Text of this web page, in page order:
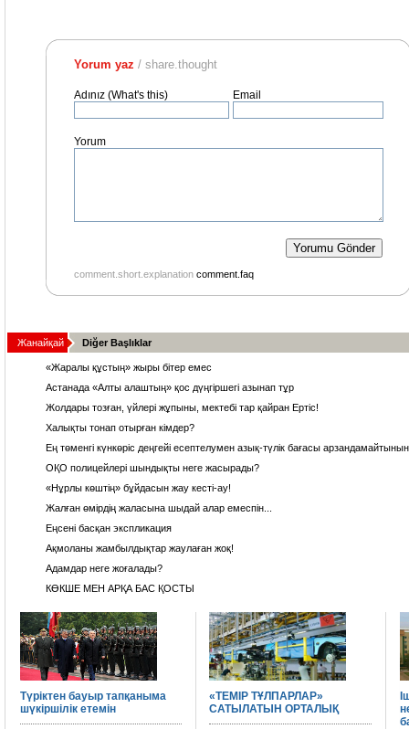
Yorum yaz / share.thought
Adınız (What's this) Email
Yorum
comment.short.explanation comment.faq
Жанайқай Diğer Başlıklar
«Жаралы құстың» жыры бітер емес
Астанада «Алты алаштың» қос дүңгіршегі азынап тұр
Жолдары тозған, үйлері жұпыны, мектебі тар қайран Ертіс!
Халықты тонап отырған кімдер?
Ең төменгі күнкөріс деңгейі есептелумен азық-түлік бағасы
ОҚО полицейлері шындықты неге жасырады?
«Нұрлы көштің» бұйдасын жау кесті-ау!
Жалған өмірдің жаласына шыдай алар емеспін...
Еңсені басқан экспликация
Ақмоланы жамбылдықтар жаулаған жоқ!
Адамдар неге жоғалады?
КӨКШЕ МЕН АРҚА БАС ҚОСТЫ
Түріктен бауыр тапқаныма
шүкіршілік етемін
«ТЕМІР ТҰЛПАРЛАР»
САТЫЛАТЫН ОРТАЛЫҚ